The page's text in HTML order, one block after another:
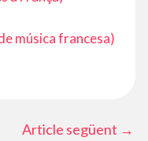
música francesa)
Article següent →